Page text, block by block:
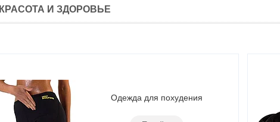
КРАСОТА И ЗДОРОВЬЕ
Одежда для похудения